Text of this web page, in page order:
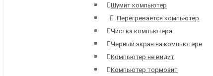
Шумит компьютер
Перегревается компьютер
Чистка компьютера
Черный экран на компьютере
Компьютер не видит
Компьютер тормозит